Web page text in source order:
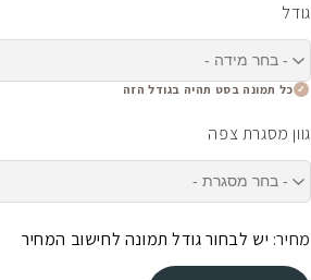
גודל
כל תמונה בסט תהיה בגודל הזה
גוון מסגרת צפה
מחיר: יש לבחור גודל תמונה לחישוב המחיר